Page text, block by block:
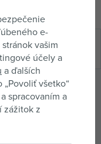
príslušenstvo,
e-
vašim
účely a
a ďalších
všetko“
spracovaním a
zážitok z